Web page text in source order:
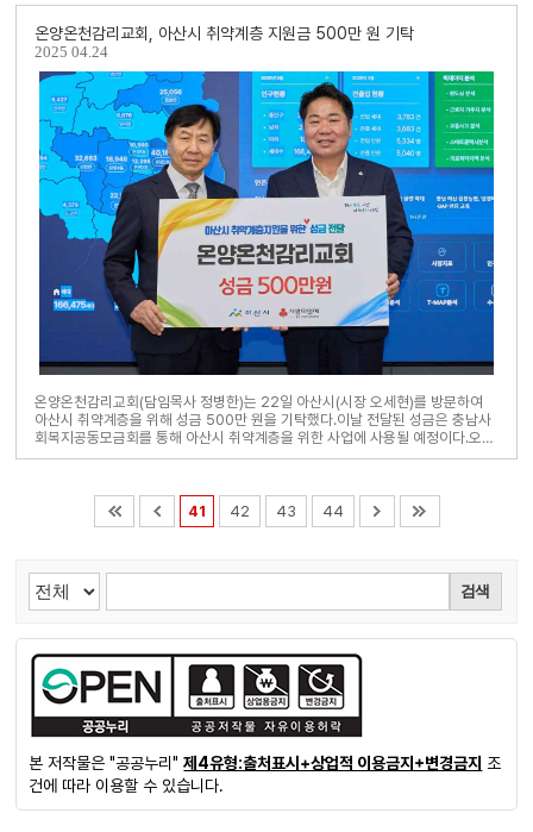
온양온천감리교회, 아산시 취약계층 지원금 500만 원 기탁
202504.24
온양온천감리교회(담임목사 정병한)는 22일 아산시(시장 오세현)를 방문하여
아산시 취약계층을 위해 성금 500만 원을 기탁했다.이날 전달된 성금은 충남사
회복지공동모금회를 통해 아산시 취약계층을 위한 사업에 사용될 예정이다.오세
현 아산시장은 “아산시 어려운 이웃들을 위해..
41 42 43 44
검색
본 저작물은 "공공누리"제4유형:출처표시+상업적 이용금지+변경금지 조
건에 따라 이용할 수 있습니다.